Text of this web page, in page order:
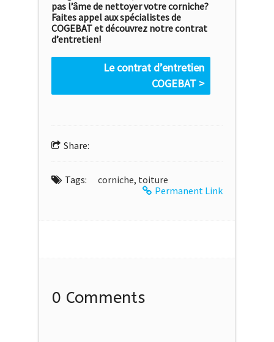
pas l’âme de nettoyer votre corniche?
Faites appel aux spécialistes de
COGEBAT et découvrez notre contrat
d’entretien!
Le contrat d’entretien
COGEBAT >
Share:
Tags: corniche, toiture
Permanent Link
0 Comments